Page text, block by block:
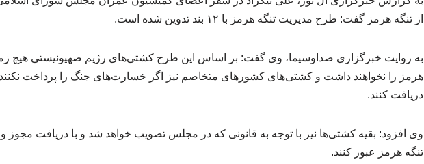
از تنگه هرمز گفت: طرح مدیریت تنگه هرمز با ۱۲ بند تدوین شده است.
به روایت خبرگزاری صداوسیما، وی گفت: بر اساس این طرح کشتی‌های رژیم صهیونیستی هیچ
هرمز را نخواهند داشت و کشتی‌های کشورهای متخاصم نیز اگر خسارت‌های جنگ را پرداخت نکنند
دریافت کنند.
وی افزود: بقیه کشتی‌ها نیز با توجه به قانونی که در مجلس تصویب خواهد شد و با دریافت مجوز و
تنگه هرمز عبور کنند.